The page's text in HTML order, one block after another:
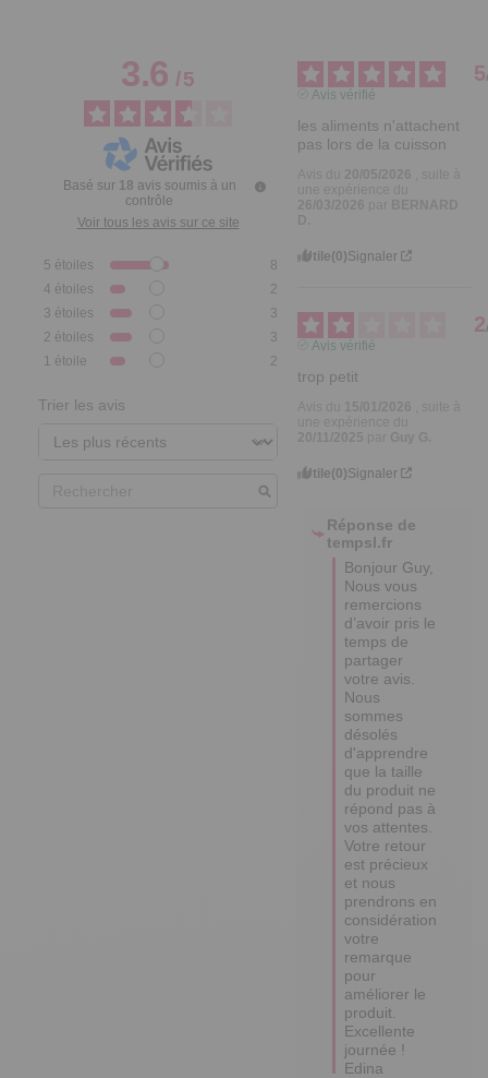
3.6/5
Basé sur 18 avis soumis à un
contrôle
Voir tous les avis sur ce site
5 étoiles
8
4 étoiles
2
3 étoiles
3
2 étoiles
3
1 étoile 2
Trier les avis
5
Avis vérifié
les aliments n'attachent
pas lors de la cuisson
Utile(0)Signaler
2
Avis vérifié
trop petit
Utile(0)Signaler
Réponse de
tempsl.fr
Bonjour Guy,
Nous vous
remercions
d’avoir pris le
temps de
partager
votre avis.
Nous
sommes
désolés
d'apprendre
que la taille
du produit ne
répond pas à
vos attentes.
Votre retour
est précieux
et nous
prendrons en
considération
votre
remarque
pour
améliorer le
produit.
Excellente
journée !
Edina